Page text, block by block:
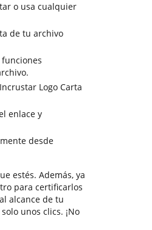
o usa cualquier
de tu archivo
Logo Carta
enlace y
desde
estés. Además, ya
para certificarlos
alcance de tu
unos clics. ¡No